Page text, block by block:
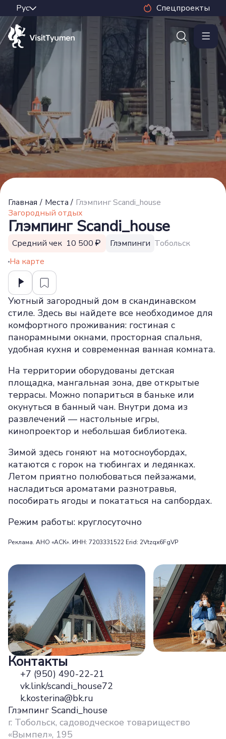
Спецпроекты
Главная / Места / Глэмпинг Scandi_house
Загородный отдых
Глэмпинг Scandi_house
Средний чек 10 500 Глэмпинги Тобольск
На карте
Уютный загородный дом в скандинавском
стиле. Здесь вы найдете все необходимое для
комфортного проживания: гостиная с
панорамными окнами, просторная спальня,
удобная кухня и современная ванная комната.
На территории оборудованы детская
площадка, мангальная зона, две открытые
террасы. Можно попариться в баньке или
окунуться в банный чан. Внутри дома из
развлечений — настольные игры,
кинопроектор и небольшая библиотека.
Зимой здесь гоняют на мотосноубордах,
катаются с горок на тюбингах и ледянках.
Летом приятно полюбоваться пейзажами,
насладиться ароматами разнотравья,
пособирать ягоды и покататься на сапбордах.
Режим работы: круглосуточно
Реклама. АНО «АСК». ИНН: 7203331522 Erid: 2Vtzqx6FgVP
Контакты
+7 (950) 490-22-21
vk.link/scandi_house72
k.kosterina@bk.ru
Глэмпинг Scandi_house
г. Тобольск, садоводческое товарищество
«Вымпел», 195